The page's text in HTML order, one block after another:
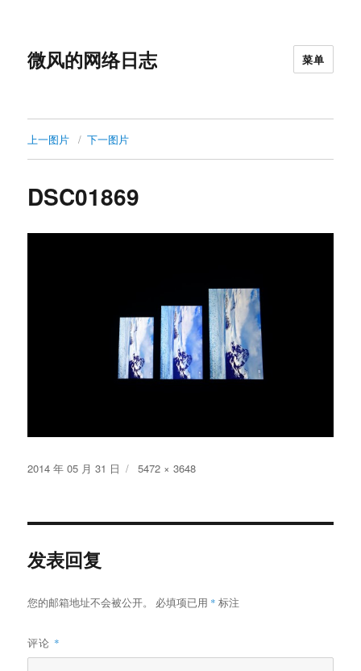
微风的网络日志 菜单
上一图片 下一图片
DSC01869
发
2014 年 05 月 31 日
原
5472 × 3648
发表回复
您的邮箱地址不会被公开。 必填项已用 * 标注
评论 *